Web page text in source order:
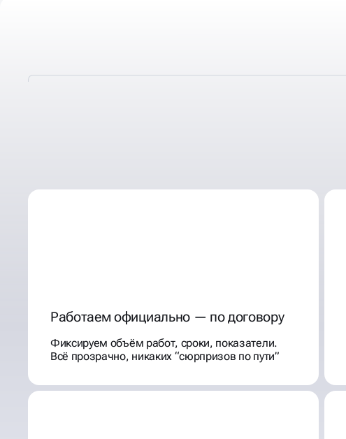
Работаем официально — по договору
Фиксируем объём работ, сроки, показатели.
Всё прозрачно, никаких “сюрпризов по пути”